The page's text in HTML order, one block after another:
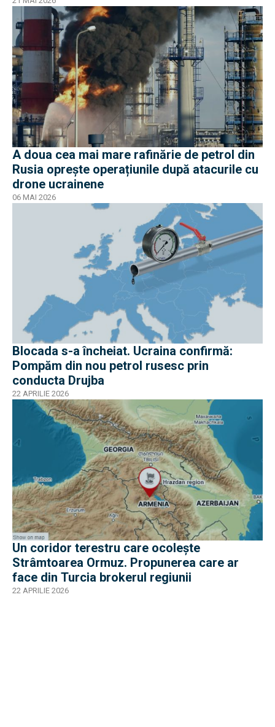
A doua cea mai mare rafinărie de petrol din
Rusia oprește operațiunile după atacurile cu
drone ucrainene
06 MAI 2026
Blocada s-a încheiat. Ucraina confirmă:
Pompăm din nou petrol rusesc prin
conducta Drujba
22 APRILIE 2026
Un coridor terestru care ocolește
Strâmtoarea Ormuz. Propunerea care ar
face din Turcia brokerul regiunii
22 APRILIE 2026